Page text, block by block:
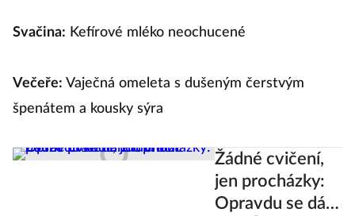
Svačina: Kefírové mléko neochucené
Večeře: Vaječná omeleta s dušeným čerstvým
špenátem a kousky sýra
Žádné cvičení,
jen procházky:
Opravdu se dá